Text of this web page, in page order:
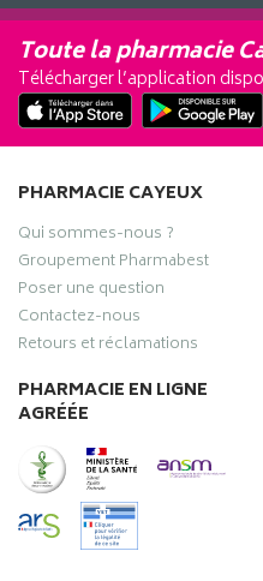
Toute la pharmacie
Télécharger l’application
PHARMACIE CAYEUX
Qui sommes-nous ?
Groupement Pharmabest
Poser une question
Contactez-nous
Retours et réclamations
PHARMACIE EN LIGNE
AGRÉÉE